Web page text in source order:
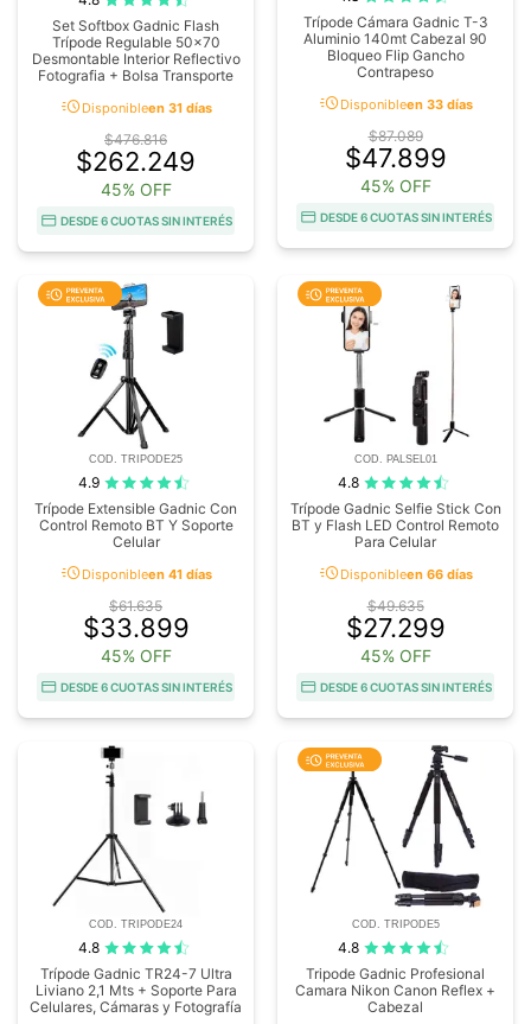
Set Softbox Gadnic Flash
Trípode Regulable 50x70
Desmontable Interior Reflectivo
Fotografia + Bolsa Transporte
acuteDisponibleen 31 días
$476.816
$262.249
45% OFF
DESDE 6 CUOTAS SIN INTERÉS
Trípode Cámara Gadnic T-3
Aluminio 140mt Cabezal 90
Bloqueo Flip Gancho
Contrapeso
acuteDisponibleen 33 días
$87.089
$47.899
45% OFF
DESDE 6 CUOTAS SIN INTERÉS
COD. TRIPODE25
4.9
Trípode Extensible Gadnic Con
Control Remoto BT Y Soporte
Celular
acuteDisponibleen 41 días
$61.635
$33.899
45% OFF
DESDE 6 CUOTAS SIN INTERÉS
COD. PALSEL01
4.8
Trípode Gadnic Selfie Stick Con
BT y Flash LED Control Remoto
Para Celular
acuteDisponibleen 66 días
$49.635
$27.299
45% OFF
DESDE 6 CUOTAS SIN INTERÉS
COD. TRIPODE24
4.8
Trípode Gadnic TR24-7 Ultra
Liviano 2,1 Mts + Soporte Para
Celulares, Cámaras y Fotografía
COD. TRIPODE5
4.8
Tripode Gadnic Profesional
Camara Nikon Canon Reflex +
Cabezal